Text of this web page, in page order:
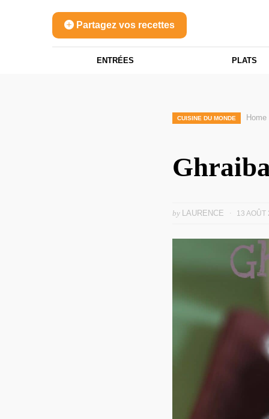
Partagez vos recettes
ENTRÉES PLATS
CUISINE DU MONDE Home
by LAURENCE 13 AOÛT